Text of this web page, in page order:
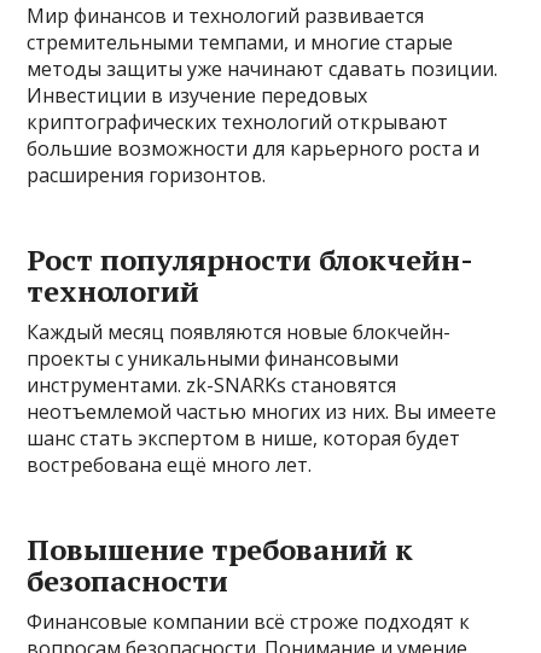
Мир финансов и технологий развивается
стремительными темпами, и многие старые
методы защиты уже начинают сдавать позиции.
Инвестиции в изучение передовых
криптографических технологий открывают
большие возможности для карьерного роста и
расширения горизонтов.
Рост популярности блокчейн-
технологий
Каждый месяц появляются новые блокчейн-
проекты с уникальными финансовыми
инструментами. zk-SNARKs становятся
неотъемлемой частью многих из них. Вы имеете
шанс стать экспертом в нише, которая будет
востребована ещё много лет.
Повышение требований к
безопасности
Финансовые компании всё строже подходят к
вопросам безопасности. Понимание и умение